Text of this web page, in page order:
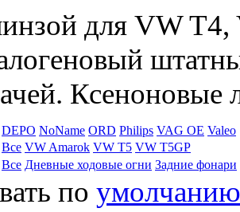
для VW T4,
Ксеноновые
DEPO NoName ORD Philips VAG OE Valeo
Все VW Amarok VW T5 VW T5GP
Все Дневные ходовые огни Задние фонари
по умолчанию